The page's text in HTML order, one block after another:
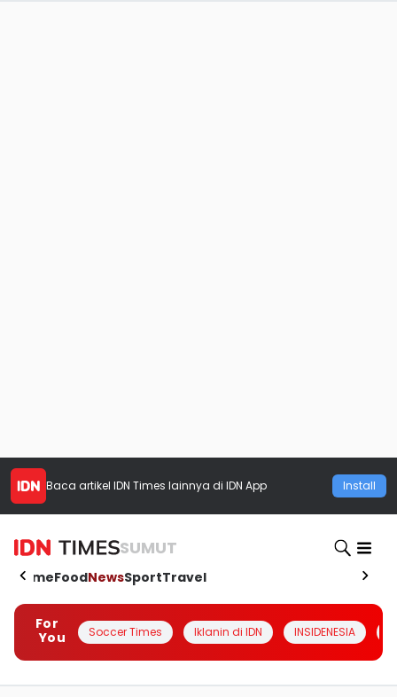
Baca artikel IDN Times lainnya di IDN App Install
SUMUT
HomeFoodNewsSportTravel
For
You
Soccer Times Iklanin di IDN INSIDENESIA